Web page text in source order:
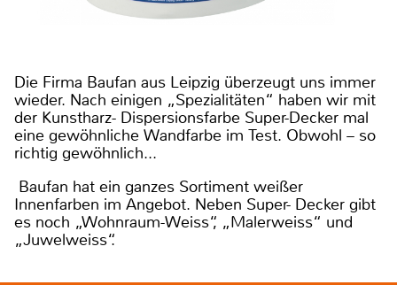
Die Firma Baufan aus Leipzig überzeugt uns immer
wieder. Nach einigen „Spezialitäten“ haben wir mit
der Kunstharz- Dispersionsfarbe Super-Decker mal
eine gewöhnliche Wandfarbe im Test. Obwohl – so
richtig gewöhnlich...
Baufan hat ein ganzes Sortiment weißer
Innenfarben im Angebot. Neben Super- Decker gibt
es noch „Wohnraum-Weiss“, „Malerweiss“ und
„Juwelweiss“.